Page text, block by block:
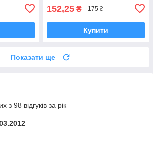
152,25 ₴ 175 ₴
Купити
Показати ще
з 98 відгуків за рік